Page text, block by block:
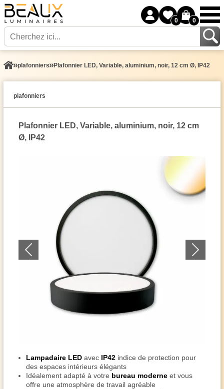
0 0
plafonniers Plafonnier LED, Variable, aluminium, noir, 12 cm Ø, IP42
plafonniers
Plafonnier LED, Variable, aluminium, noir, 12 cm
Ø, IP42
Lampadaire LED avec IP42 indice de protection pour
des espaces intérieurs élégants
Idéalement adapté à votre bureau moderne et vous
offre une atmosphère de travail agréable